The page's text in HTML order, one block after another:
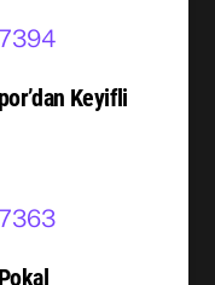
Keyifli